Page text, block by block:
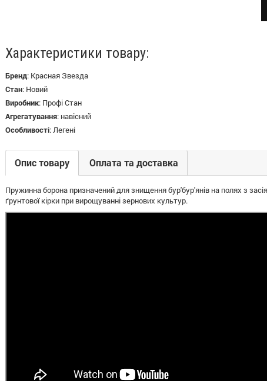
Характеристики товару:
Бренд: Красная Звезда
Стан: Новий
Виробник: Профі Стан
Агрегатування: навісний
Особливості:Легені
Опис товару Оплата та доставка
Пружиннаборона призначений для знищеннябур'бур'янів на полях з
ґрунтової кірки при вирощуванні зернових культур.